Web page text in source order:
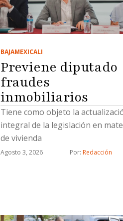
BAJAMEXICALI
Previene diputado
fraudes
inmobiliarios
Tiene como objeto la
integral de la legislación en
de vivienda
Agosto 3, 2026 Por: Redacción